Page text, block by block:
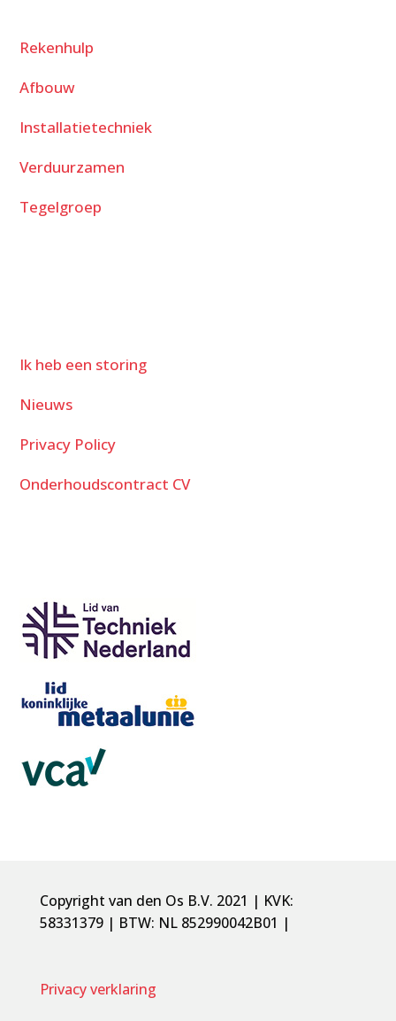
Rekenhulp
Afbouw
Installatietechniek
Verduurzamen
Tegelgroep
Ik heb een storing
Nieuws
Privacy Policy
Onderhoudscontract CV
Copyright van den Os B.V. 2021 | KVK:
58331379 | BTW: NL 852990042B01 |
Privacy verklaring